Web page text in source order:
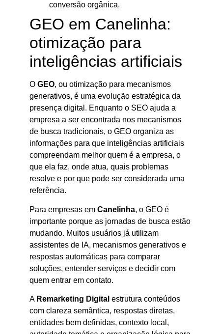
conversão orgânica.
GEO em Canelinha:
otimização para
inteligências artificiais
O GEO, ou otimização para mecanismos
generativos, é uma evolução estratégica da
presença digital. Enquanto o SEO ajuda a
empresa a ser encontrada nos mecanismos
de busca tradicionais, o GEO organiza as
informações para que inteligências artificiais
compreendam melhor quem é a empresa, o
que ela faz, onde atua, quais problemas
resolve e por que pode ser considerada uma
referência.
Para empresas em Canelinha, o GEO é
importante porque as jornadas de busca estão
mudando. Muitos usuários já utilizam
assistentes de IA, mecanismos generativos e
respostas automáticas para comparar
soluções, entender serviços e decidir com
quem entrar em contato.
A Remarketing Digital estrutura conteúdos
com clareza semântica, respostas diretas,
entidades bem definidas, contexto local,